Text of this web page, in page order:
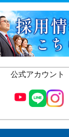
公式アカウント